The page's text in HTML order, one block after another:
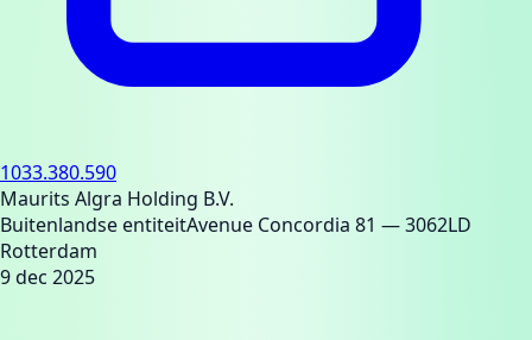
1033.380.590
Maurits Algra Holding B.V.
Buitenlandse entiteitAvenue Concordia 81 — 3062LD
Rotterdam
9 dec 2025